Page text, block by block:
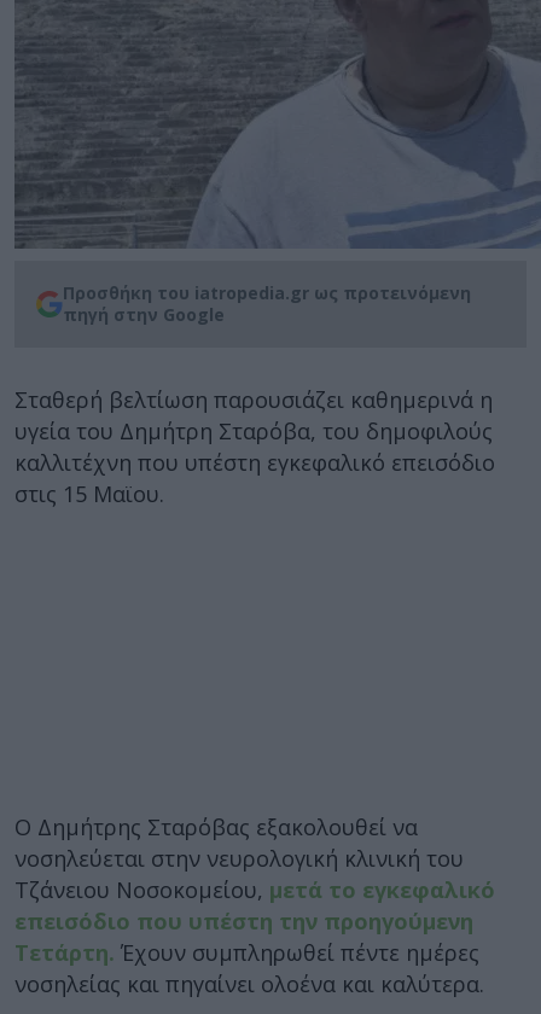
Προσθήκη του iatropedia.gr ως προτεινόμενη
πηγή στην Google
Σταθερή βελτίωση παρουσιάζει καθημερινά η
υγεία του Δημήτρη Σταρόβα, του δημοφιλούς
καλλιτέχνη που υπέστη εγκεφαλικό επεισόδιο
στις 15 Μαϊου.
Ο Δημήτρης Σταρόβας εξακολουθεί να
νοσηλεύεται στην νευρολογική κλινική του
Τζάνειου Νοσοκομείου, μετά το εγκεφαλικό
επεισόδιο που υπέστη την προηγούμενη
Τετάρτη. Έχουν συμπληρωθεί πέντε ημέρες
νοσηλείας και πηγαίνει ολοένα και καλύτερα.